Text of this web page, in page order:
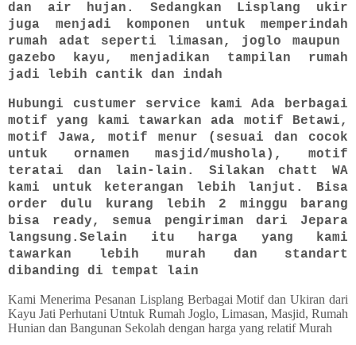
dan air hujan. Sedangkan Lisplang ukir
juga menjadi komponen untuk memperindah
rumah adat seperti limasan, joglo maupun
gazebo kayu, menjadikan tampilan rumah
jadi lebih cantik dan indah
Hubungi custumer service kami Ada berbagai
motif yang kami tawarkan ada motif Betawi,
motif Jawa, motif menur (sesuai dan cocok
untuk ornamen masjid/mushola), motif
teratai dan lain-lain. Silakan chatt WA
kami untuk keterangan lebih lanjut. Bisa
order dulu kurang lebih 2 minggu barang
bisa ready, semua pengiriman dari Jepara
langsung.Selain itu harga yang kami
tawarkan lebih murah dan standart
dibanding di tempat lain
Kami Menerima Pesanan Lisplang Berbagai Motif dan Ukiran dari
Kayu Jati Perhutani Utntuk Rumah Joglo, Limasan, Masjid, Rumah
Hunian dan Bangunan Sekolah dengan harga yang relatif Murah